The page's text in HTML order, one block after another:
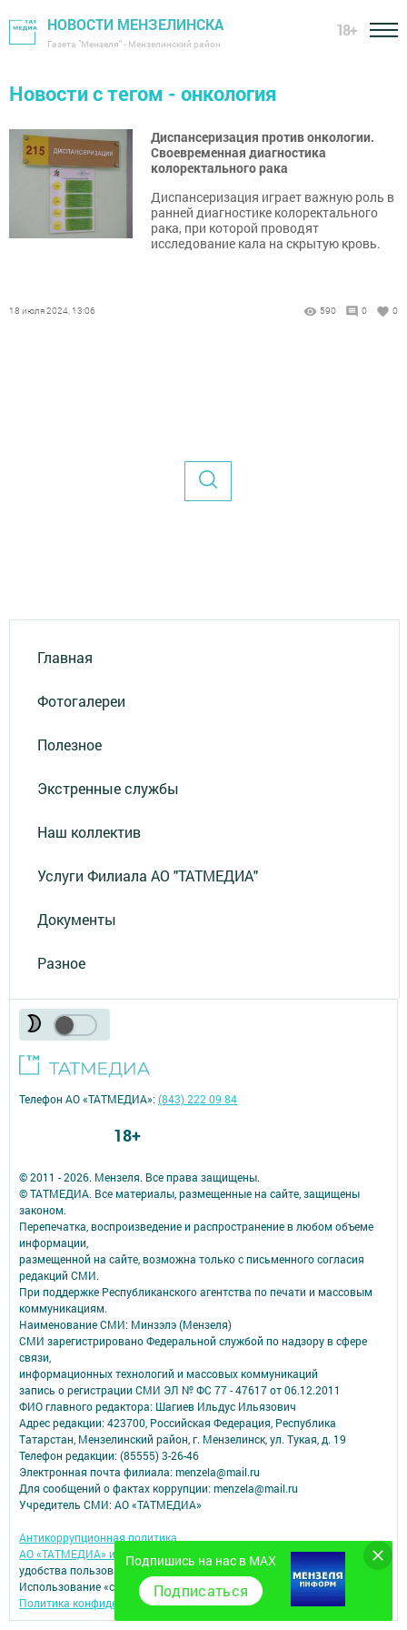
НОВОСТИ МЕНЗЕЛИНСКА
Газета "Мензеля" - Мензелинский район
18+
Новости с тегом - онкология
Диспансеризация против онкологии.
Своевременная диагностика
колоректального рака
Диспансеризация играет важную роль в
ранней диагностике колоректального
рака, при которой проводят
исследование кала на скрытую кровь.
18 июля 2024, 13:06 590 0 0
Главная
Фотогалереи
Полезное
Экстренные службы
Наш коллектив
Услуги Филиала АО "ТАТМЕДИА"
Документы
Разное
Подпишись на нас в MAX
Подписаться
© 2011 - 2026. Мензеля. Все права защищены.
© ТАТМЕДИА. Все материалы, размещенные на сайте, защищены
законом.
Перепечатка, воспроизведение и распространение в любом объеме
информации,
размещенной на сайте, возможна только с письменного согласия
редакций СМИ.
При поддержке Республиканского агентства по печати и массовым
коммуникациям.
Наименование СМИ: Минзэлэ (Мензеля)
СМИ зарегистрировано Федеральной службой по надзору в сфере
связи,
информационных технологий и массовых коммуникаций
запись о регистрации СМИ ЭЛ № ФС 77 - 47617 от 06.12.2011
ФИО главного редактора: Шагиев Ильдус Ильязович
Адрес редакции: 423700, Российская Федерация, Республика
Татарстан, Мензелинский район, г. Мензелинск, ул. Тукая, д. 19
Телефон редакции: (85555) 3-26-46
Электронная почта филиала: menzela@mail.ru
Для сообщений о фактах коррупции: menzela@mail.ru
Учредитель СМИ: АО «ТАТМЕДИА»
Антикоррупционная политика
АО «ТАТМЕДИА» использует «cookie»
для персонализации сервисов и
удобства пользователей сайтом.
Использование «cookie» можно отменить в настройках браузера.
Политика конфиденциальности
Телефон АО «ТАТМЕДИА»:(843) 222 09 84
18+